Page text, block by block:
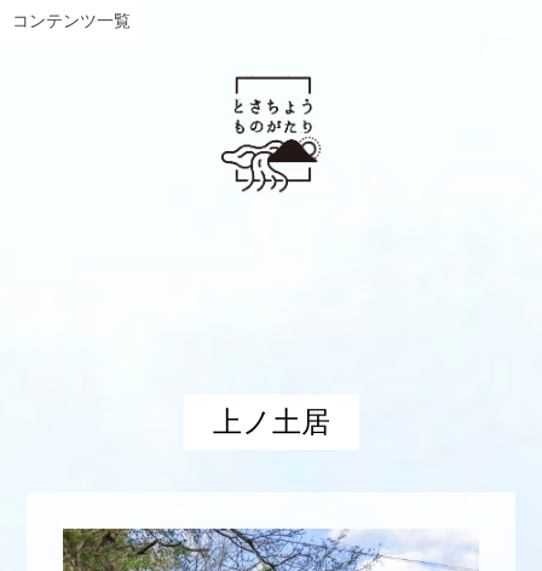
コンテンツ一覧
上ノ土居